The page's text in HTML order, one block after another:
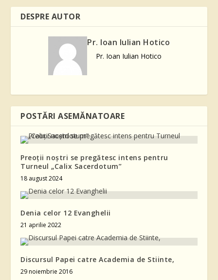
DESPRE AUTOR
Pr. Ioan Iulian Hotico
Pr. Ioan Iulian Hotico
POSTĂRI ASEMĂNATOARE
Preoții noștri se pregătesc intens pentru
Turneul „Calix Sacerdotum”
18 august 2024
Denia celor 12 Evanghelii
21 aprilie 2022
Discursul Papei catre Academia de Stiinte,
29 noiembrie 2016